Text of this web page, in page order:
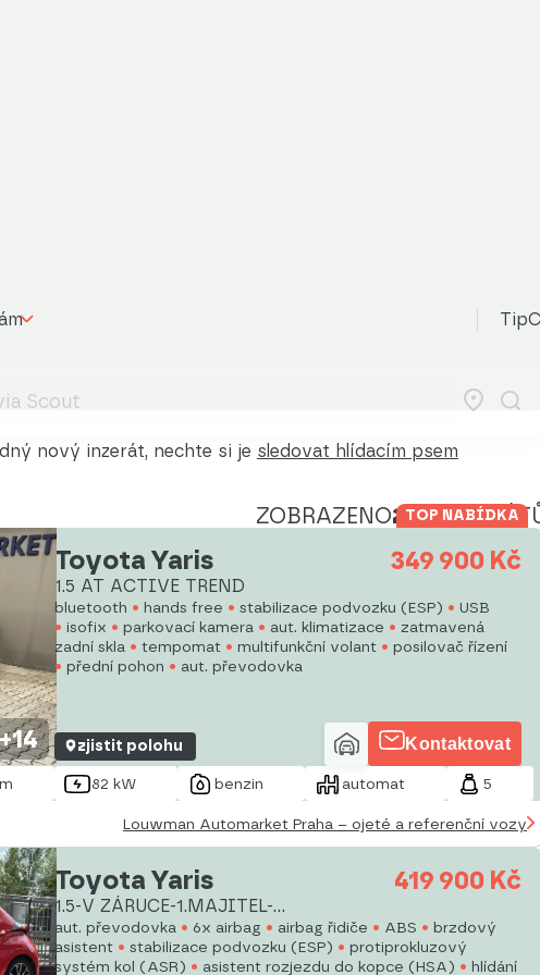
nový inzerát, nechte si je sledovat hlídacím psem
ZOBRAZENO243
TOP NABÍDKA
+14
Toyota Yaris
1.5 AT ACTIVE TREND
349 900 Kč
bluetooth hands free stabilizace podvozku (ESP)
USB
isofix
parkovací kamera aut. klimatizace
zatmavená
zadní skla
tempomat multifunkční volant
posilovač řízení
přední pohon
aut. převodovka
zjistit polohu Kontaktovat
82 kW benzin automat 5
Louwman Automarket Praha – ojeté a referenční vozy
Toyota Yaris
1.5-V ZÁRUCE-1.MAJITEL-
AUTOMAT
419 900 Kč
aut. převodovka 6x airbag airbag řidiče ABS
brzdový
asistent
stabilizace podvozku (ESP)
protiprokluzový
systém kol (ASR)
asistent rozjezdu do kopce (HSA) hlídání